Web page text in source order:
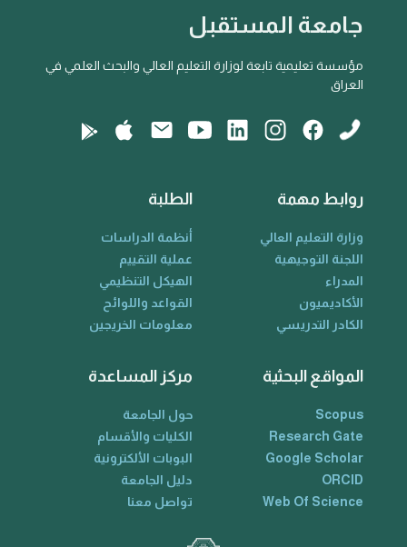
جامعة المستقبل
مؤسسة تعليمية تابعة لوزارة التعليم العالي والبحث العلمي في
العراق
روابط مهمة
وزارة التعليم العالي
اللجنة التوجيهية
المدراء
الأكاديميون
الكادر التدريسي
الطلبة
أنظمة الدراسات
عملية التقييم
الهيكل التنظيمي
القواعد واللوائح
معلومات الخريجين
المواقع البحثية
Scopus
Research Gate
Google Scholar
ORCID
Web Of Science
مركز المساعدة
حول الجامعة
الكليات والأقسام
البوبات الألكترونية
دليل الجامعة
تواصل معنا